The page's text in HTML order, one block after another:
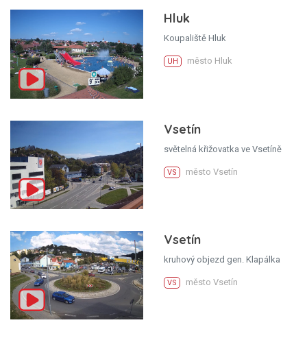
Hluk
Koupaliště Hluk
UH město Hluk
Vsetín
světelná křižovatka ve Vsetíně
VS město Vsetín
Vsetín
kruhový objezd gen. Klapálka
VS město Vsetín